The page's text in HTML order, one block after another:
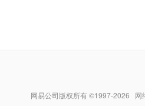
网易公司版权所有 ©1997-2026 网